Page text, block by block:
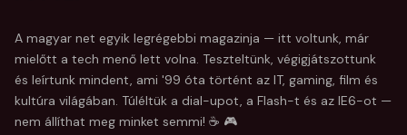
A magyar net egyik legrégebbi magazinja — itt voltunk, már
mielőtt a tech menő lett volna. Teszteltünk, végigjátszottunk
és leírtunk mindent, ami '99 óta történt az IT, gaming, film és
kultúra világában. Túléltük a dial-upot, a Flash-t és az IE6-ot —
nem állíthat meg minket semmi! ☕ 🎮